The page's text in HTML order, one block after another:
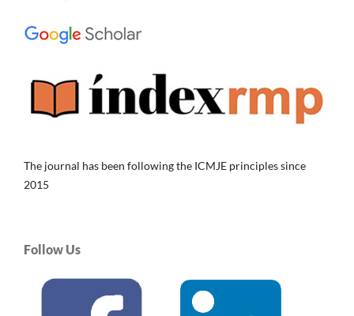
The journal has been following the ICMJE principles since
2015
Follow Us